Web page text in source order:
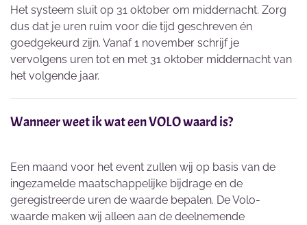
Het systeem sluit op 31 oktober om middernacht. Zorg
dus dat je uren ruim voor die tijd geschreven én
goedgekeurd zijn. Vanaf 1 november schrijf je
vervolgens uren tot en met 31 oktober middernacht van
het volgende jaar.
Wanneer weet ik wat een VOLO waard is?
Een maand voor het event zullen wij op basis van de
ingezamelde maatschappelijke bijdrage en de
geregistreerde uren de waarde bepalen. De Volo-
waarde maken wij alleen aan de deelnemende